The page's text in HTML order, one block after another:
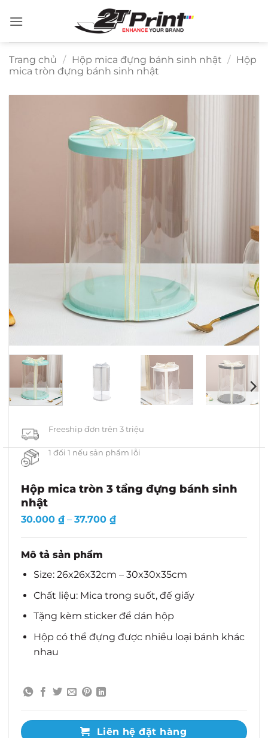
qua
Trang chủ / Hộp mica đựng bánh sinh nhật / Hộp
mica tròn đựng bánh sinh nhật
Freeship đơn trên 3 triệu
1 đổi 1 nếu sản phẩm lỗi
Hộp mica tròn 3 tầng đựng bánh sinh
nhật
30.000 ₫ – 37.700 ₫Khoảng
từ
Mô tả sản phẩm
Size: 26x26x32cm – 30x30x35cm
Chất liệu: Mica trong suốt, đế giấy
Tặng kèm sticker để dán hộp
Hộp có thể đựng được nhiều loại bánh khác
nhau
Liên hệ đặt hàng